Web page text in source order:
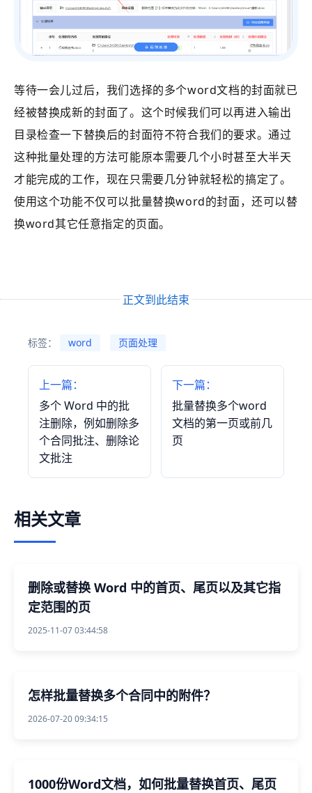
等待一会儿过后，我们选择的多个word文档的封面就已
经被替换成新的封面了。这个时候我们可以再进入输出
目录检查一下替换后的封面符不符合我们的要求。通过
这种批量处理的方法可能原本需要几个小时甚至大半天
才能完成的工作，现在只需要几分钟就轻松的搞定了。
使用这个功能不仅可以批量替换word的封面，还可以替
换word其它任意指定的页面。
正文到此结束
标签： word 页面处理
上一篇：
多个 Word 中的批
注删除，例如删除多
个合同批注、删除论
文批注
下一篇：
批量替换多个word
文档的第一页或前几
页
相关文章
删除或替换 Word 中的首页、尾页以及其它指
定范围的页
2025-11-07 03:44:58
怎样批量替换多个合同中的附件？
2026-07-20 09:34:15
1000份Word文档，如何批量替换首页、尾页